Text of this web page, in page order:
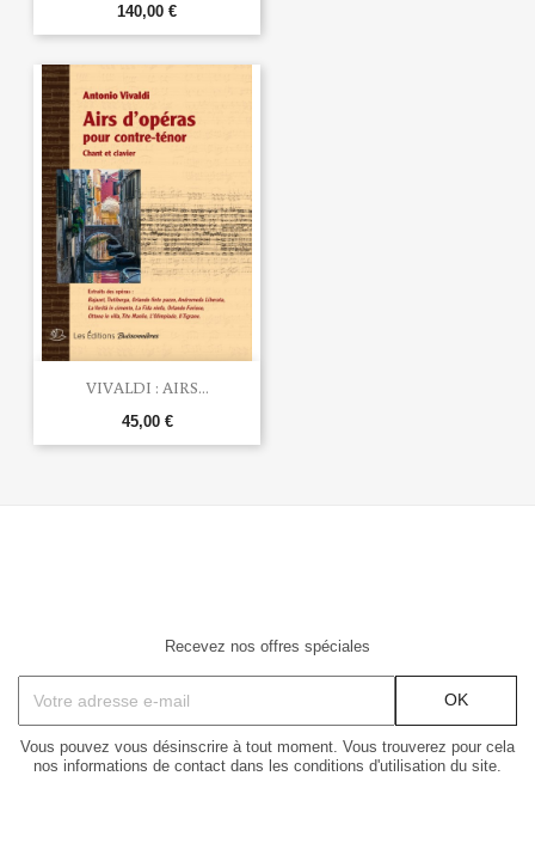
140,00 €
VIVALDI : AIRS...
45,00 €
Recevez nos offres spéciales
Vous pouvez vous désinscrire à tout moment. Vous trouverez pour cela
nos informations de contact dans les conditions d'utilisation du site.